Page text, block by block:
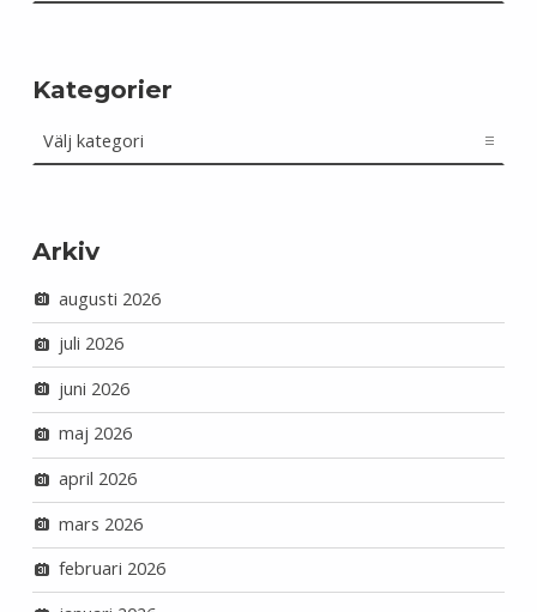
Kategorier
Arkiv
augusti 2026
juli 2026
juni 2026
maj 2026
april 2026
mars 2026
februari 2026